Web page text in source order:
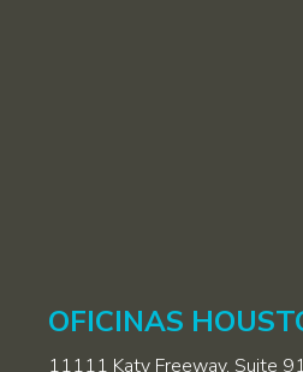
OFICINAS
11111 Katy Freeway, Suite